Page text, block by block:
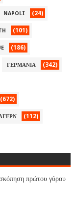
NAPOLI (24)
(101)
(186)
ΓΕΡΜΑΝΙΑ (342)
(672)
(112)
πρώτου γύρου